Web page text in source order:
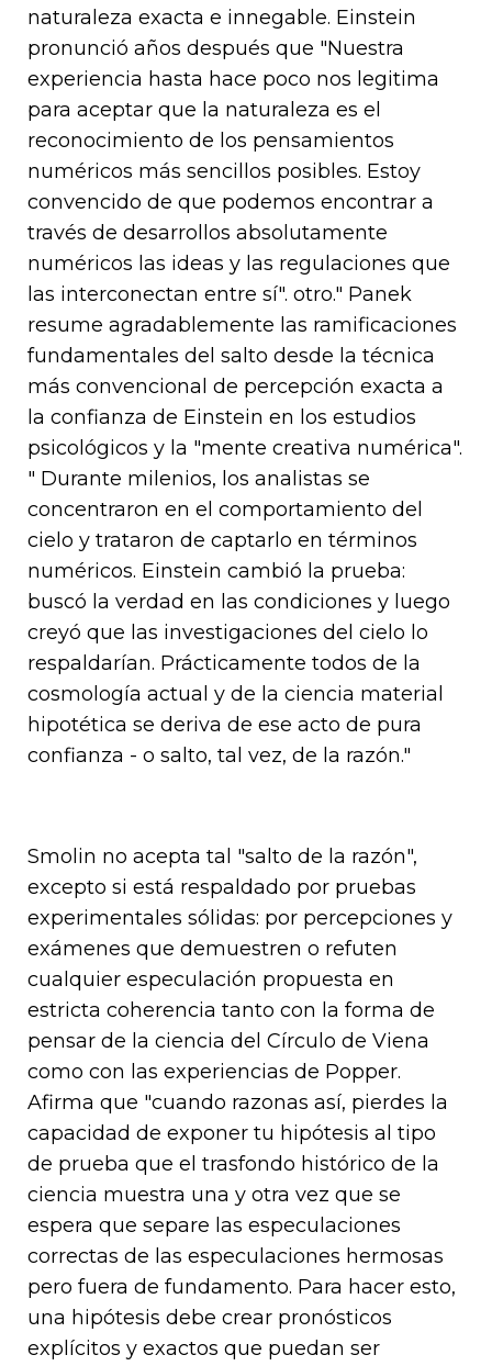
naturaleza exacta e innegable. Einstein
pronunció años después que "Nuestra
experiencia hasta hace poco nos legitima
para aceptar que la naturaleza es el
reconocimiento de los pensamientos
numéricos más sencillos posibles. Estoy
convencido de que podemos encontrar a
través de desarrollos absolutamente
numéricos las ideas y las regulaciones que
las interconectan entre sí". otro." Panek
resume agradablemente las ramificaciones
fundamentales del salto desde la técnica
más convencional de percepción exacta a
la confianza de Einstein en los estudios
psicológicos y la "mente creativa numérica".
" Durante milenios, los analistas se
concentraron en el comportamiento del
cielo y trataron de captarlo en términos
numéricos. Einstein cambió la prueba:
buscó la verdad en las condiciones y luego
creyó que las investigaciones del cielo lo
respaldarían. Prácticamente todos de la
cosmología actual y de la ciencia material
hipotética se deriva de ese acto de pura
confianza - o salto, tal vez, de la razón."
Smolin no acepta tal "salto de la razón",
excepto si está respaldado por pruebas
experimentales sólidas: por percepciones y
exámenes que demuestren o refuten
cualquier especulación propuesta en
estricta coherencia tanto con la forma de
pensar de la ciencia del Círculo de Viena
como con las experiencias de Popper.
Afirma que "cuando razonas así, pierdes la
capacidad de exponer tu hipótesis al tipo
de prueba que el trasfondo histórico de la
ciencia muestra una y otra vez que se
espera que separe las especulaciones
correctas de las especulaciones hermosas
pero fuera de fundamento. Para hacer esto,
una hipótesis debe crear pronósticos
explícitos y exactos que puedan ser